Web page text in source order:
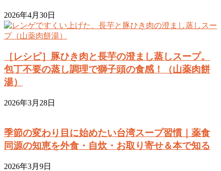
2026年4月30日
［レシピ］豚ひき肉と長芋の澄まし蒸しスープ。
包丁不要の蒸し調理で獅子頭の食感！（山薬肉餅
湯）
2026年3月28日
季節の変わり目に始めたい台湾スープ習慣｜薬食
同源の知恵を外食・自炊・お取り寄せ＆本で知る
2026年3月9日